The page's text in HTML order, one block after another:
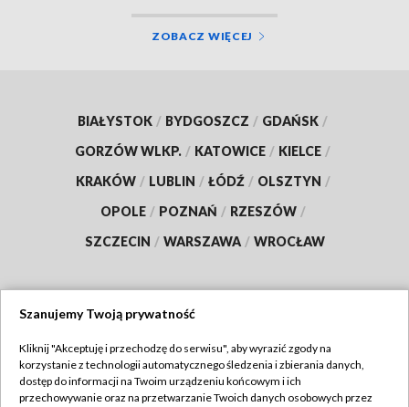
ZOBACZ WIĘCEJ
BIAŁYSTOK / BYDGOSZCZ / GDAŃSK /
GORZÓW WLKP. / KATOWICE / KIELCE /
KRAKÓW / LUBLIN / ŁÓDŹ / OLSZTYN /
OPOLE / POZNAŃ / RZESZÓW /
SZCZECIN / WARSZAWA / WROCŁAW
TVP
Abonament TVP
Regulamin TVP
Szanujemy Twoją prywatność
Kliknij "Akceptuję i przechodzę do serwisu", aby wyrazić zgody na
korzystanie z technologii automatycznego śledzenia i zbierania danych,
dostęp do informacji na Twoim urządzeniu końcowym i ich
przechowywanie oraz na przetwarzanie Twoich danych osobowych przez